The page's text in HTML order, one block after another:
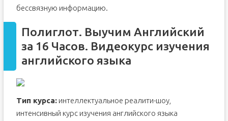
бессвязную информацию.
Полиглот. Выучим Английский
за 16 Часов. Видеокурс изучения
английского языка
Тип курса:интеллектуальное реалити-шоу,
интенсивный курс изучения английского языка